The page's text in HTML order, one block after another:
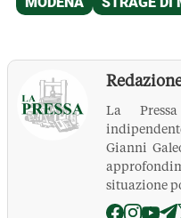
La
Gianni
situazione